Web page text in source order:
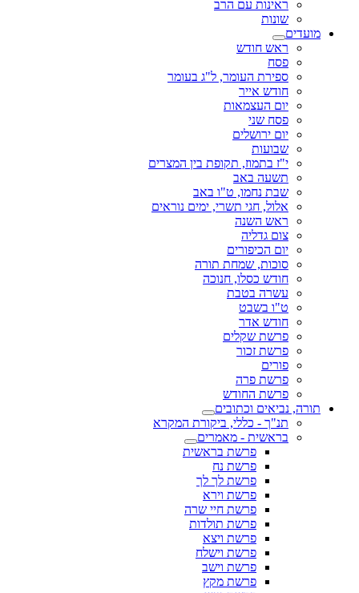
ראינות עם הרב
שונות
מועדים
ראש חודש
פסח
ספירת העומר, ל"ג בעומר
חודש אייר
יום העצמאות
פסח שני
יום ירושלים
שבועות
י"ז בתמוז, תקופת בין המצרים
תשעה באב
שבת נחמו, ט"ו באב
אלול, חגי תשרי, ימים נוראים
ראש השנה
צום גדליה
יום הכיפורים
סוכות, שמחת תורה
חודש כסלו, חנוכה
עשרה בטבת
ט"ו בשבט
חודש אדר
פרשת שקלים
פרשת זכור
פורים
פרשת פרה
פרשת החודש
תורה, נביאים וכתובים
תנ"ך - כללי, ביקורת המקרא
בראשית - מאמרים
פרשת בראשית
פרשת נח
פרשת לך לך
פרשת וירא
פרשת חיי שרה
פרשת תולדות
פרשת ויצא
פרשת וישלח
פרשת וישב
פרשת מקץ